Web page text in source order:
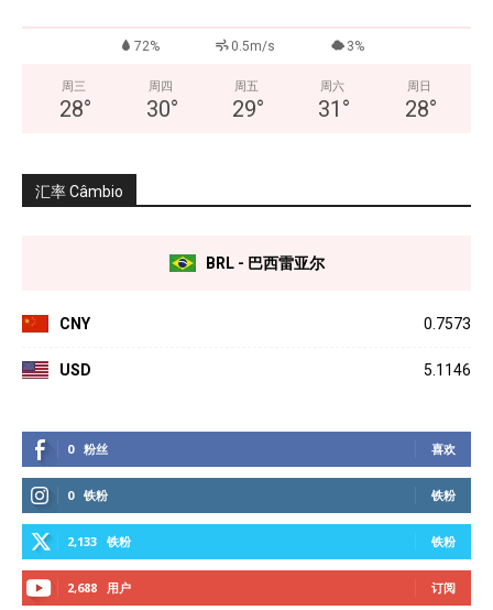
72% 0.5m/s 3%
周三
28°
周四
30°
周五
29°
周六
31 °
周日
28°
汇率 Câmbio
BRL - 巴西雷亚尔
CNY 0.7573
USD 5.1146
0 粉丝 喜欢
0 铁粉 铁粉
2,133 铁粉 铁粉
2,688 用户 订阅